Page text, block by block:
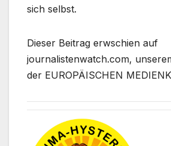
sich selbst.
Dieser Beitrag erwschien auf
journalistenwatch.com,
der EUROPÄISCHEN